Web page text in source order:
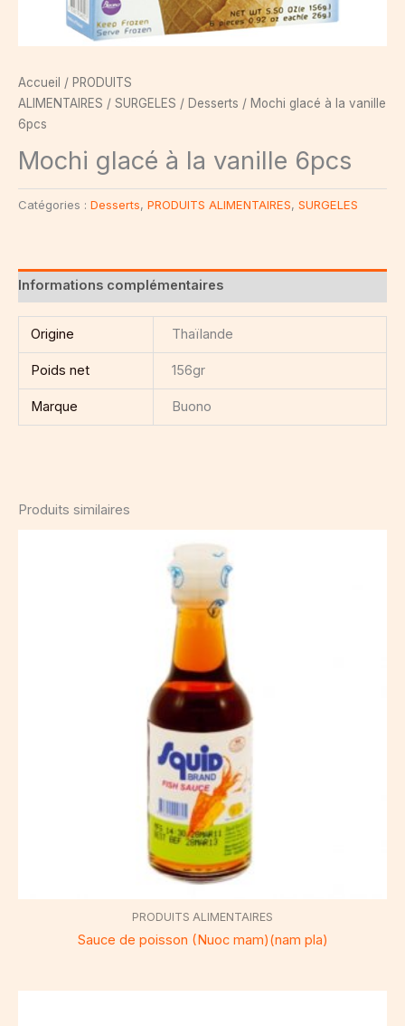
Accueil / PRODUITS
ALIMENTAIRES / SURGELES / Desserts / Mochi glacé à la vanille
6pcs
Mochi glacé à la vanille 6pcs
Catégories : Desserts, PRODUITS ALIMENTAIRES, SURGELES
Informations complémentaires
Origine Thaïlande
Poids net 156gr
Marque Buono
Produits similaires
PRODUITS ALIMENTAIRES
Sauce de poisson (Nuoc mam)(nam pla)